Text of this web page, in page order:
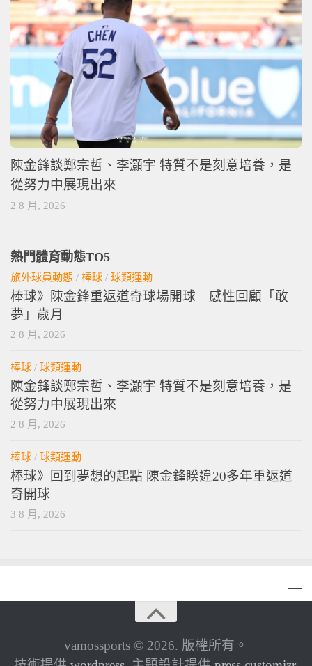
陳金鋒談鄭宗哲、李灝宇 特質不是刻意培養，是
從努力中展現出來
2 8 月, 2026
熱門體育動態TO5
旅外球員動態 / 棒球 / 球類運動
棒球》陳金鋒重返道奇球場開球 感性回顧「敢
夢」歲月
2 8 月, 2026
棒球 / 球類運動
陳金鋒談鄭宗哲、李灝宇 特質不是刻意培養，是
從努力中展現出來
2 8 月, 2026
棒球 / 球類運動
棒球》回到夢想的起點 陳金鋒睽違20多年重返道
奇開球
3 8 月, 2026
vamossports © 2026. 版權所有。